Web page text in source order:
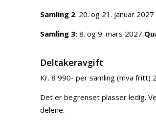
Samling 2: 20. og 21. januar 2027
Samling 3: 8. og 9. mars 2027
Deltakeravgift
Kr. 8 990- per samling (mva fritt)
Det er begrenset plasser ledig.
delene.